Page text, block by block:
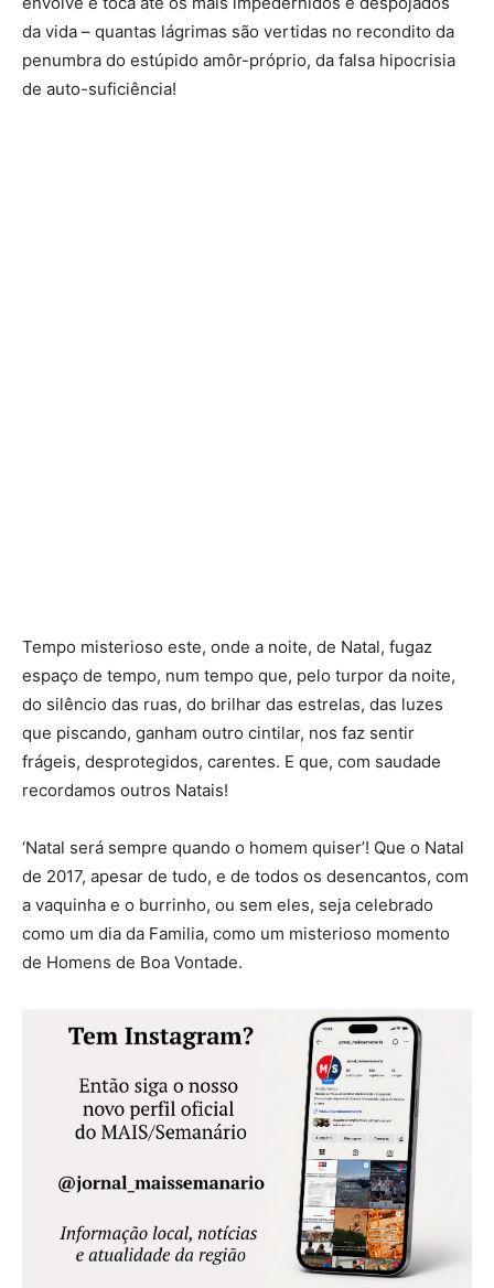
da vida – quantas lágrimas são vertidas no recondito da
penumbra do estúpido amôr-próprio, da falsa hipocrisia
de auto-suficiência!
Tempo misterioso este, onde a noite, de Natal, fugaz
espaço de tempo, num tempo que, pelo turpor da noite,
do silêncio das ruas, do brilhar das estrelas, das luzes
que piscando, ganham outro cintilar, nos faz sentir
frágeis, desprotegidos, carentes. E que, com saudade
recordamos outros Natais!
‘Natal será sempre quando o homem quiser’! Que o Natal
de 2017, apesar de tudo, e de todos os desencantos, com
a vaquinha e o burrinho, ou sem eles, seja celebrado
como um dia da Familia, como um misterioso momento
de Homens de Boa Vontade.